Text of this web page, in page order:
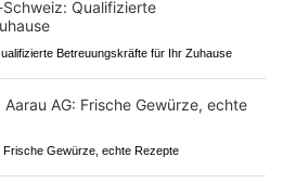
Betreuungskräfte für Ihr Zuhause
Gewürze, echte Rezepte